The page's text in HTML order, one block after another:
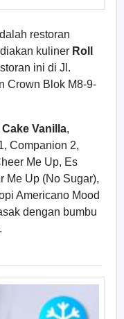
restoran
kuliner Roll
ini di Jl.
Crown Blok M8-9-
Cake Vanilla,
Companion 2,
Me Up, Es
Me Up (No Sugar),
Americano Mood
dengan bumbu